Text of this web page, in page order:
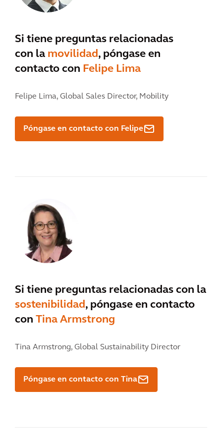
Si tiene preguntas relacionadas
con la movilidad, póngase en
contacto con Felipe Lima
Felipe Lima, Global Sales Director, Mobility
Póngase en contacto con Felipe
Si tiene preguntas relacionadas con la
sostenibilidad, póngase en contacto
con Tina Armstrong
Tina Armstrong, Global Sustainability Director
Póngase en contacto con Tina